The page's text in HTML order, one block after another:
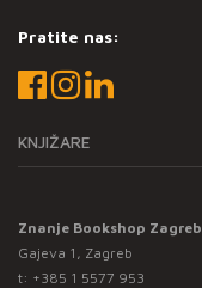
Pratite nas:
KNJIŽARE
Znanje Bookshop Zagreb
Gajeva 1, Zagreb
t: +385 1 5577 953